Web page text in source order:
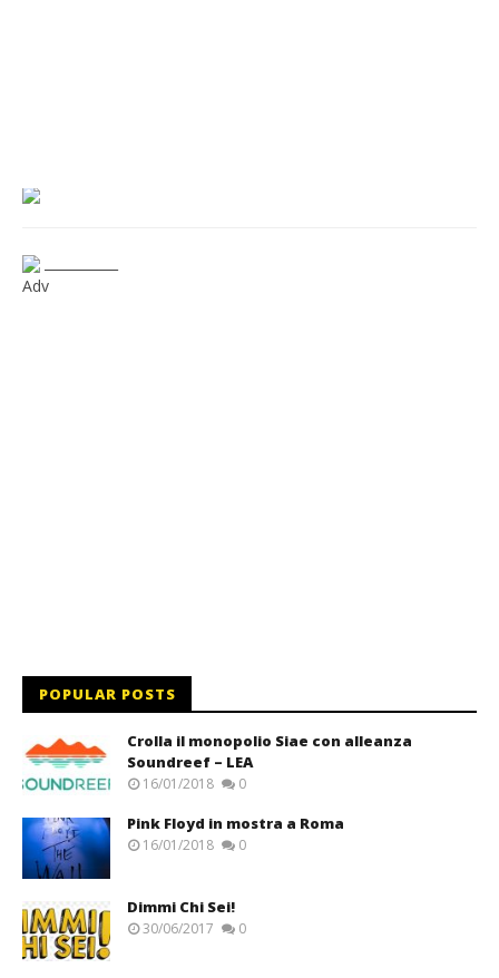
Adv
POPULAR POSTS
Crolla il monopolio Siae con alleanza
Soundreef – LEA
16/01/2018 0
Pink Floyd in mostra a Roma
16/01/2018 0
Dimmi Chi Sei!
30/06/2017 0